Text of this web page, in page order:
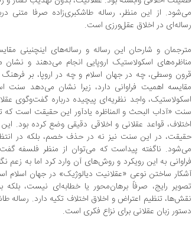
می‌شود. از این منظر، رساله‌ طاشکبری‌زاده صرفا متنی
رساله‌ای در اخلاق عقل‌ورزی است.
مترجمان و شارحان این رساله و رساله‌های اینچنینی
مناظره‌های اسکولاستیک اروپایی انجام می‌دهند و
قرون وسطی، چه در جهان اسلام و چه در اروپا، بر
مقایسه اهمیت فراوانی دارد، زیرا نشان می‌دهد سنت
اسکولاستیک، واجد نظریه‌ای پیچیده درباره‌ گفت‌وگوی
سنت «آداب البحث و المناظره یادآور این حقیقت است که
اختلاف، قواعد عقلانی و اخلاقی دقیقی وضع کرده بود.
حقیقت، در این سنت نیز نه در حذف خصم، بلکه در
می‌شود. ناگفته پیداست که می‌توان از منظر فلسفه
فراوانی به این رویکرد و روش‌های آن وارد کرد اما به زعم
آشکار ساختن نوعی «عقلانیت دیالوژیک» در جهان اسلام
تصویر رایج، صرفاً برهان‌محور یا خطابه‌ای نیست، بلکه
نقش‌ها، تنظیم اعتراض و اخلاق اختلاف تکیه دارد. رساله‌
دستور زبان عقلانی برای نزاع فکری است.